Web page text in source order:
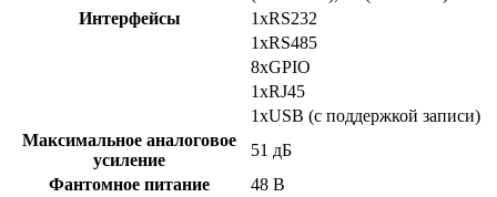
Интерфейсы
1xRS232
1xRS485
8xGPIO
1xRJ45
1xUSB (с поддержкой записи)
Максимальное аналоговое
усиление
51 дБ
Фантомное питание
48 В